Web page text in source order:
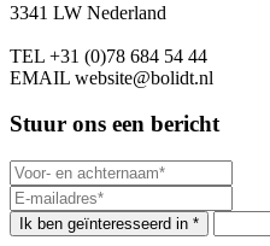
3341 LW Nederland
TEL +31 (0)78 684 54 44
EMAIL website@bolidt.nl
Stuur ons een bericht
Ik ben geïnteresseerd in *